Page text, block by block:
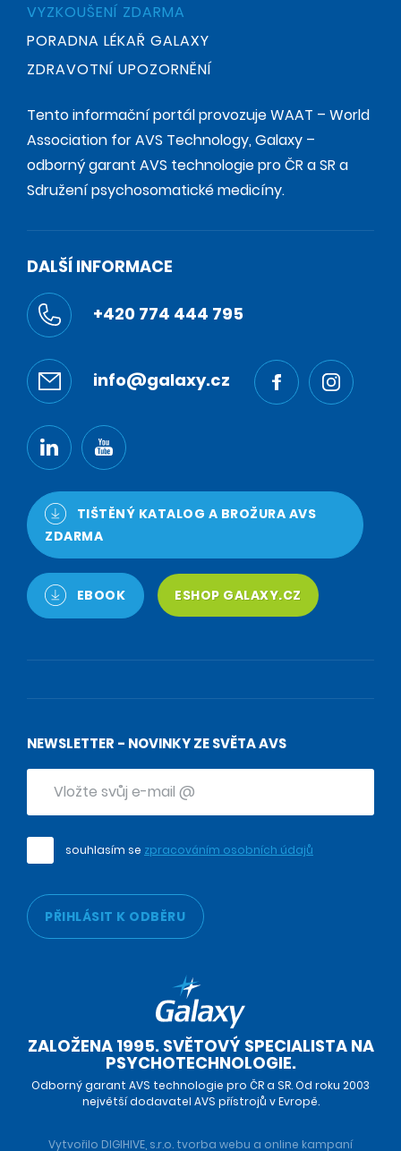
VYZKOUŠENÍ ZDARMA
PORADNA LÉKAŘ GALAXY
ZDRAVOTNÍ UPOZORNĚNÍ
Tento informační portál provozuje WAAT – World
Association for AVS Technology, Galaxy –
odborný garant AVS technologie pro ČR a SR a
Sdružení psychosomatické medicíny.
DALŠÍ INFORMACE
+420 774 444 795
info@galaxy.cz
TIŠTĚNÝ KATALOG A BROŽURA AVS
ZDARMA
EBOOK ESHOP GALAXY.CZ
NEWSLETTER - NOVINKY ZE SVĚTA AVS
souhlasím se zpracováním osobních údajů
PŘIHLÁSIT K ODBĚRU
ZALOŽENA 1995. SVĚTOVÝ SPECIALISTA NA
PSYCHOTECHNOLOGIE.
Odborný garant AVS technologie pro ČR a SR. Od roku 2003
největší dodavatel AVS přístrojů v Evropě.
Vytvořilo DIGIHIVE, s.r.o. tvorba webu a online kampaní